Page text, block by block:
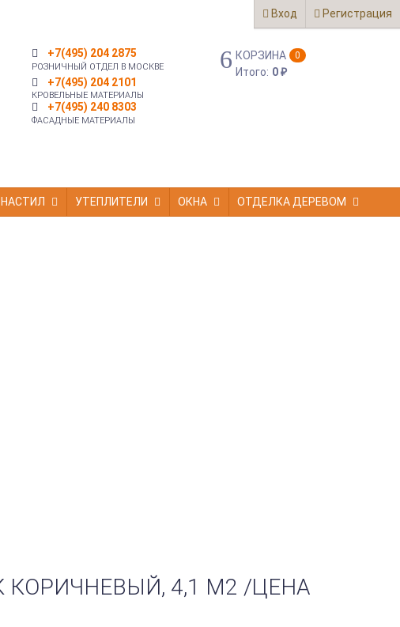
Вход Регистрация
+7(495) 204 2875
РОЗНИЧНЫЙ ОТДЕЛ В МОСКВЕ
+7(495) 204 2101
КРОВЕЛЬНЫЕ МАТЕРИАЛЫ
+7(495) 240 8303
ФАСАДНЫЕ МАТЕРИАЛЫ
КОРЗИНА 0
Итого: 0₽
УТЕПЛИТЕЛИ ОКНА ОТДЕЛКА ДЕРЕВОМ
КОРИЧНЕВЫЙ, 4,1 М2 /ЦЕНА